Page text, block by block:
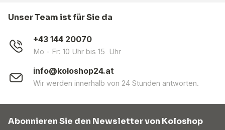
Unser Team ist für Sie da
+43 144 20070
Mo - Fr: 10 Uhr bis 15 Uhr
info@koloshop24.at
Wir werden innerhalb von 24 Stunden antworten.
Abonnieren Sie den Newsletter von Koloshop